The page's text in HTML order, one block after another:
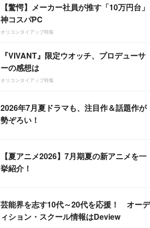
【驚愕】メーカー社員が推す「10万円台」
神コスパPC
オリコンタイアップ特集
『VIVANT』限定ウオッチ、プロデューサ
ーの感想は
オリコンタイアップ特集
2026年7月夏ドラマも、注目作＆話題作が
勢ぞろい！
【夏アニメ2026】7月期夏の新アニメを一
挙紹介！
芸能界を志す10代～20代を応援！ オーデ
ィション・スクール情報はDeview